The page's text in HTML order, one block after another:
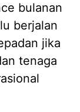
bulanan
berjalan
jika
tenaga